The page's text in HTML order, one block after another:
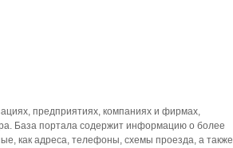
предприятиях, компаниях и фирмах,
База портала содержит информацию о более
как адреса, телефоны, схемы проезда, а также